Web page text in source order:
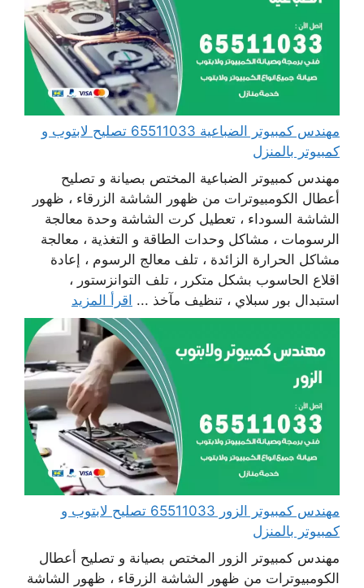
مهندس كمبيوتر الضباعية 65511033 تصليح لابتوب و
كمبيوتر بالمنزل
مهندس كمبيوتر الضباعية المختص بصيانة و تصليح
أعطال الكومبيوترات من ظهور الشاشة الزرقاء ، ظهور
الشاشة السوداء ، تعطيل كرت الشاشة وحدة معالجة
الرسومات ، مشاكل وحدات الطاقة و التغذية ، معالجة
مشاكل الحرارة الزائدة ، تلف معالج الرسوم ، إعادة
اقلاع الحاسوب بشكل متكرر ، تلف التوانزستور ،
استبدال بور سبلاي ، تنظيف مآخذ ... اقرأ المزيد
مهندس كمبيوتر الزور 65511033 تصليح لابتوب و
كمبيوتر بالمنزل
مهندس كمبيوتر الزور المختص بصيانة و تصليح أعطال
الكومبيوترات من ظهور الشاشة الزرقاء ، ظهور الشاشة